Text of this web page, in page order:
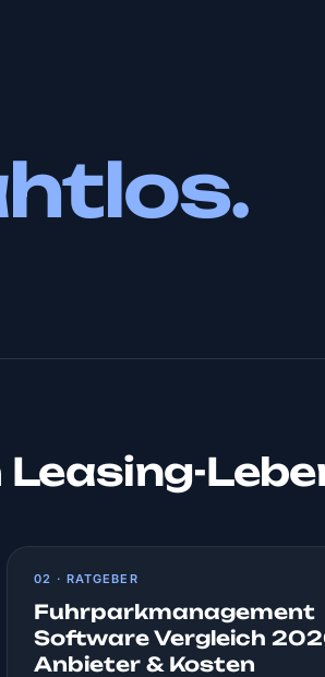
02 · RATGEBER
Fuhrparkmanagement
Software Vergleich
Anbieter & Kosten